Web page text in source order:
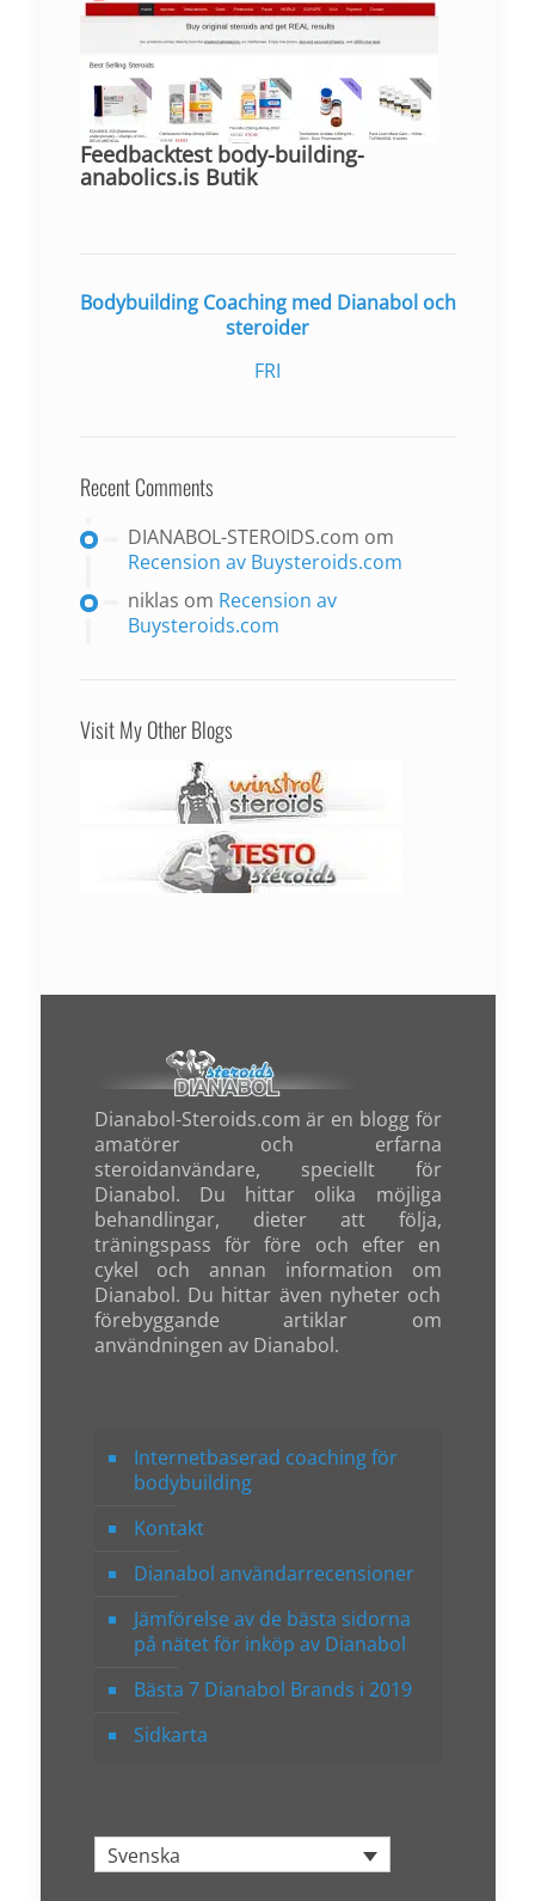
Feedbacktest body-building-
anabolics.is Butik
Bodybuilding Coaching med Dianabol och
steroider
FRI
Recent Comments
DIANABOL-STEROIDS.com om
Recension av Buysteroids.com
niklas om Recension av
Buysteroids.com
Visit My Other Blogs
Dianabol-Steroids.com är en blogg för
amatörer och erfarna
steroidanvändare, speciellt för
Dianabol. Du hittar olika möjliga
behandlingar, dieter att följa,
träningspass för före och efter en
cykel och annan information om
Dianabol. Du hittar även nyheter och
förebyggande artiklar om
användningen av Dianabol.
Internetbaserad coaching för
bodybuilding
Kontakt
Dianabol användarrecensioner
Jämförelse av de bästa sidorna
på nätet för inköp av Dianabol
Bästa 7 Dianabol Brands i 2019
Sidkarta
Svenska